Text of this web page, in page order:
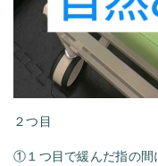
２つ目
①１つ目で緩んだ指の間